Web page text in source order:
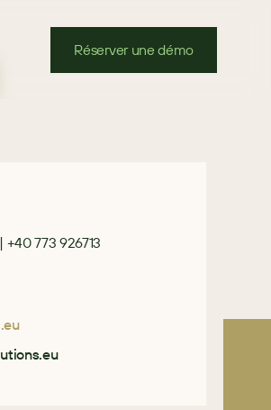
Réserver une démo
773 926713